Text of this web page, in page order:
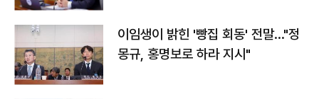
이임생이 밝힌 '빵집 회동' 전말…"정
몽규, 홍명보로 하라 지시"